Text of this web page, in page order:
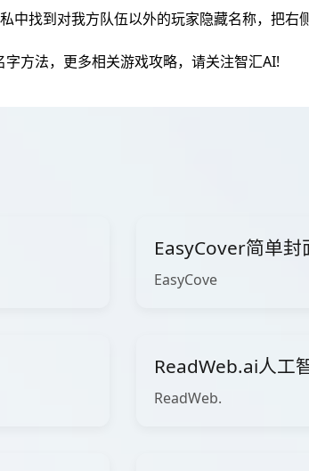
中找到对我方队伍以外的玩家隐藏名称，把右
方法，更多相关游戏攻略，请关注智汇AI!
EasyCover简单
EasyCove
ReadWeb.ai人工
ReadWeb.